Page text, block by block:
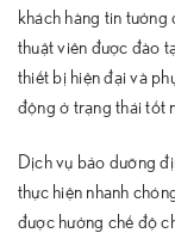
khách hàng tin
thuật viên được đào
thiết bị hiện đại và
động ở trạng thái tốt
Dịch vụ bảo dưỡng
thực hiện nhanh
được hưởng chế độ